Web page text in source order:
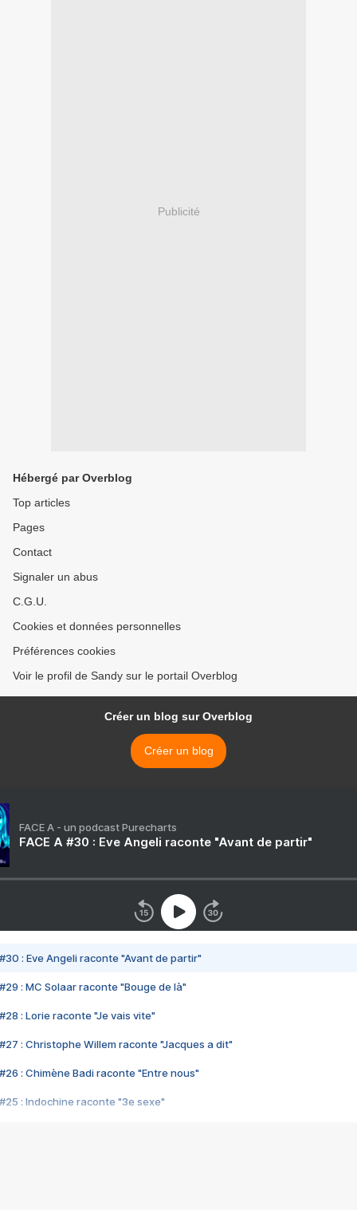
Publicité
Hébergé par Overblog
Top articles
Pages
Contact
Signaler un abus
C.G.U.
Cookies et données personnelles
Préférences cookies
Voir le profil de Sandy sur le portail Overblog
Créer un blog sur Overblog
Créer un blog
FACE A - un podcast Purecharts
FACE A #30 : Eve Angeli raconte "Avant de partir"
#30 : Eve Angeli raconte "Avant de partir"
#29 : MC Solaar raconte "Bouge de là"
#28 : Lorie raconte "Je vais vite"
#27 : Christophe Willem raconte "Jacques a dit"
#26 : Chimène Badi raconte "Entre nous"
#25 : Indochine raconte "3e sexe"